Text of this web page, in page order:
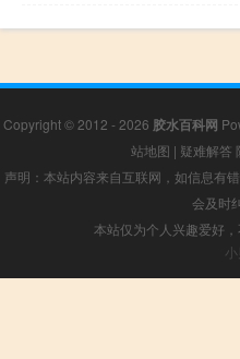
Copyright © 2012 - 2026 胶水百科网
站地图 | 疑难解答
声明：本站内容来自互联网，如信息有
会及时
本站仅为个人兴趣爱好